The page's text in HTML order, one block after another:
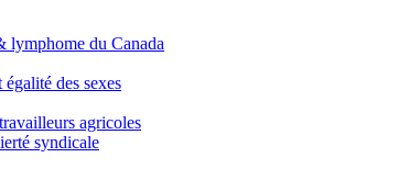
lymphome du Canada
des sexes
agricoles
syndicale